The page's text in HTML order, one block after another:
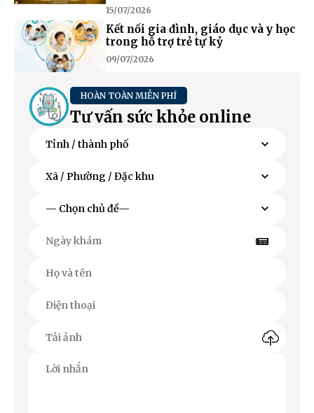
15/07/2026
Kết nối gia đình, giáo dục và y học
trong hỗ trợ trẻ tự kỷ
09/07/2026
HOÀN TOÀN MIỄN PHÍ
Tư vấn sức khỏe online